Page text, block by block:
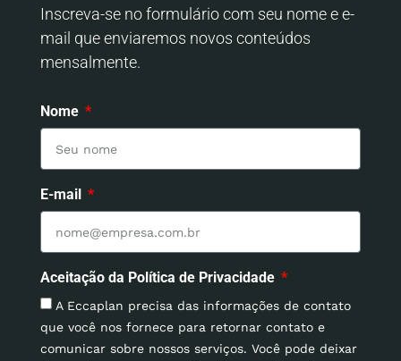
Inscreva-se no formulário com seu nome e e-
mail que enviaremos novos conteúdos
mensalmente.
Nome
E-mail
Aceitação da Política de Privacidade
A Eccaplan precisa das informações de contato
que você nos fornece para retornar contato e
comunicar sobre nossos serviços. Você pode deixar